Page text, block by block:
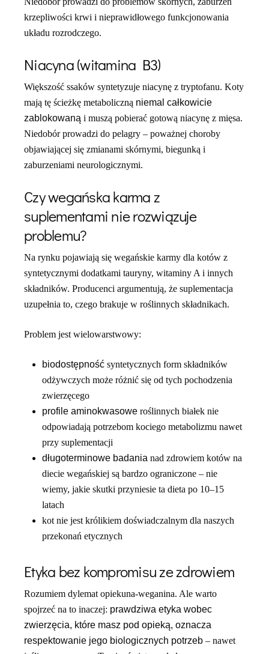
krzepliwości krwi i nieprawidłowego funkcjonowania
układu rozrodczego.
Niacyna (witamina B3)
Większość ssaków syntetyzuje niacynę z tryptofanu. Koty
mają tę ścieżkę metaboliczną niemal całkowicie
zablokowaną i muszą pobierać gotową niacynę z mięsa.
Niedobór prowadzi do pelagry – poważnej choroby
objawiającej się zmianami skórnymi, biegunką i
zaburzeniami neurologicznymi.
Czy wegańska karma z
suplementami nie rozwiązuje
problemu?
Na rynku pojawiają się wegańskie karmy dla kotów z
syntetycznymi dodatkami tauryny, witaminy A i innych
składników. Producenci argumentują, że suplementacja
uzupełnia to, czego brakuje w roślinnych składnikach.
Problem jest wielowarstwowy:
biodostępność syntetycznych form składników
odżywczych może różnić się od tych pochodzenia
zwierzęcego
profile aminokwasowe roślinnych białek nie
odpowiadają potrzebom kociego metabolizmu nawet
przy suplementacji
długoterminowe badania nad zdrowiem kotów na
diecie wegańskiej są bardzo ograniczone – nie
wiemy, jakie skutki przyniesie ta dieta po 10–15
latach
kot nie jest królikiem doświadczalnym dla naszych
przekonań etycznych
Etyka bez kompromisu ze zdrowiem
Rozumiem dylemat opiekuna-weganina. Ale warto
spojrzeć na to inaczej: prawdziwa etyka wobec
zwierzęcia, które masz pod opieką, oznacza
respektowanie jego biologicznych potrzeb – nawet